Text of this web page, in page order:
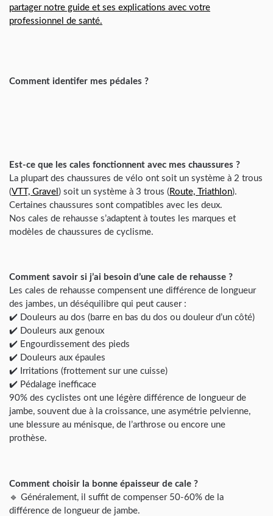
partager notre guide et ses explications avec votre
professionnel de santé.
Comment identifer mes pédales ?
Est-ce que les cales fonctionnent avec mes chaussures ?
La plupart des chaussures de vélo ont soit un système à 2 trous
(VTT, Gravel ) soit un système à 3 trous (Route, Triathlon).
Certaines chaussures sont compatibles avec les deux.
Nos cales de rehausse s’adaptent à toutes les marques et
modèles de chaussures de cyclisme.
Comment savoir si j’ai besoin d’une cale de rehausse ?
Les cales de rehausse compensent une différence de longueur
des jambes, un déséquilibre qui peut causer :
✔️ Douleurs au dos (barre en bas du dos ou douleur d’un côté)
✔️ Douleurs aux genoux
✔️ Engourdissement des pieds
✔️ Douleurs aux épaules
✔️ Irritations (frottement sur une cuisse)
✔️ Pédalage inefficace
90% des cyclistes ont une légère différence de longueur de
jambe, souvent due à la croissance, une asymétrie pelvienne,
une blessure au ménisque, de l’arthrose ou encore une
prothèse.
Comment choisir la bonne épaisseur de cale ?
🔹 Généralement, il suffit de compenser 50-60% de la
différence de longueur de jambe.